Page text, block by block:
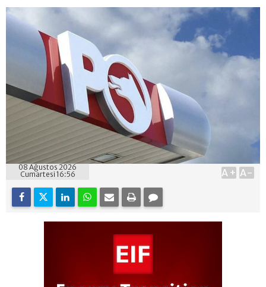
08 Ağustos 2026
Cumartesi 16:56
A+ A-